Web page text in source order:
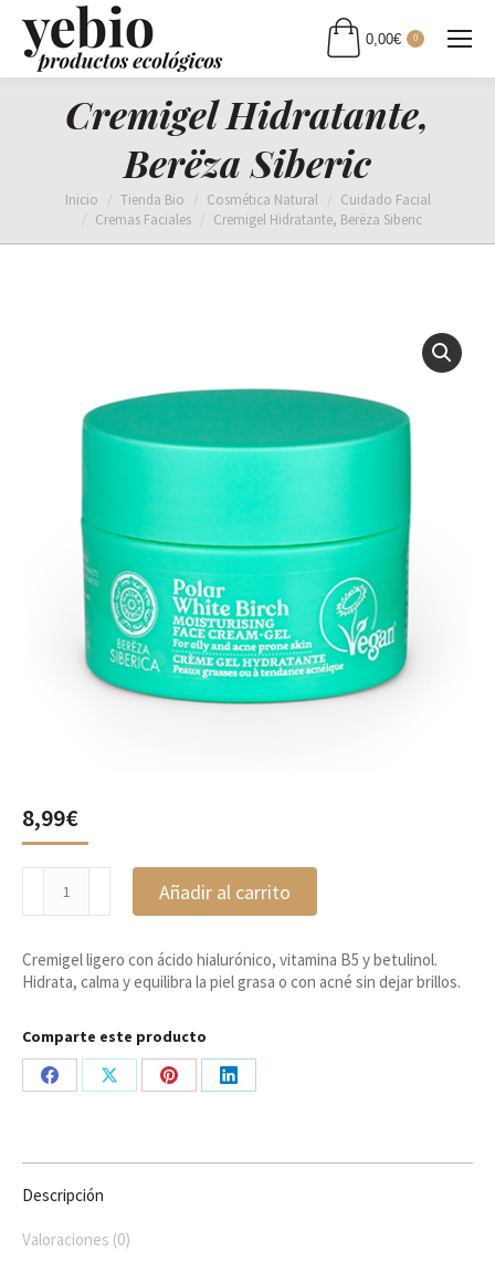
0,00€ 0
Cremigel Hidratante,
Berëza Siberic
Estás aquí:
Inicio Tienda Bio Cosmética Natural
Cuidado Facial
Cremas Faciales
Cremigel Hidratante, Berëza Siberic
8,99€
Hidratante,
Berëza
cantidad
Añadir al carrito
Cremigel ligero con ácido hialurónico, vitamina B5 y betulinol.
Hidrata, calma y equilibra la piel grasa o con acné sin dejar brillos.
Comparte este producto
Share
Share
Share
Share
Descripción
Valoraciones (0)